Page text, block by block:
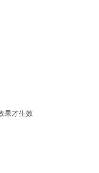
果才生效